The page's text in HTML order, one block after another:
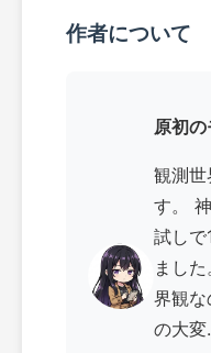
作者について
原初
観測世
す。
試しで
まし
界観な
の大変